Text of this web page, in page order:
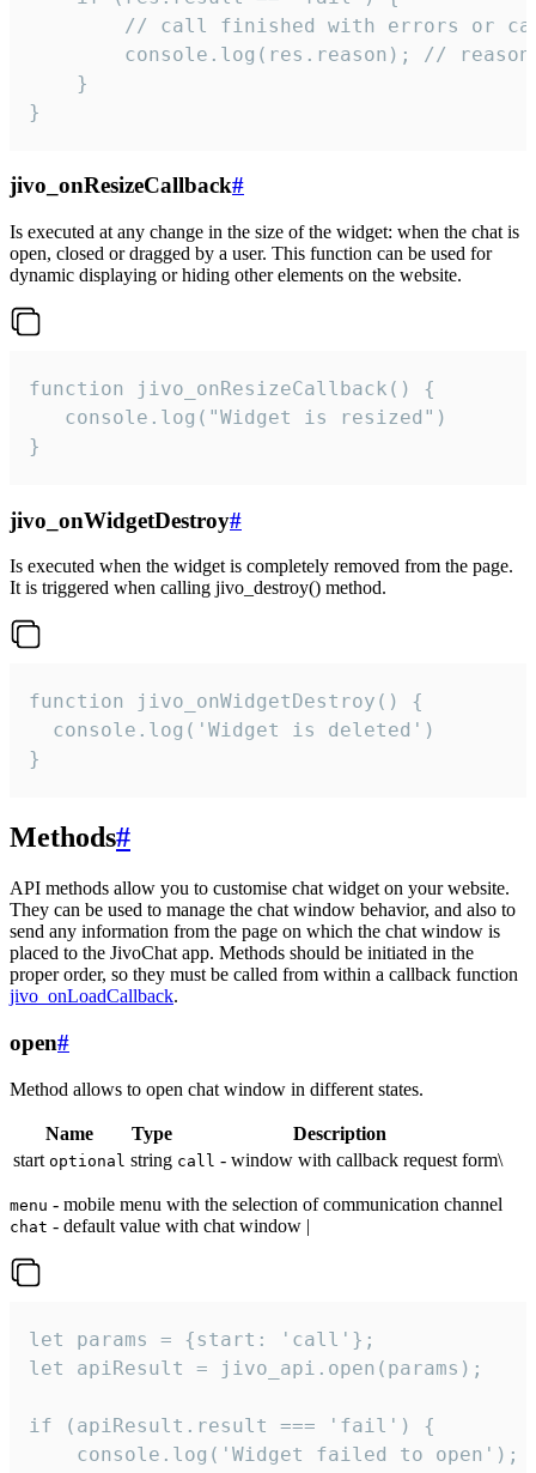
// call finished with errors or
console.log(res.reason); //
    }
}
jivo_onResizeCallback#
Is executed at any change in the size of the widget: when the chat is
open, closed or dragged by a user. This function can be used for
dynamic displaying or hiding other elements on the website.
function jivo_onResizeCallback() {
   console.log("Widget is resized")
}
jivo_onWidgetDestroy#
Is executed when the widget is completely removed from the page.
It is triggered when calling jivo_destroy() method.
function jivo_onWidgetDestroy() {
  console.log('Widget is deleted')
}
Methods#
API methods allow you to customise chat widget on your website.
They can be used to manage the chat window behavior, and also to
send any information from the page on which the chat window is
placed to the JivoChat app. Methods should be initiated in the
proper order, so they must be called from within a callback function
jivo_onLoadCallback.
open#
Method allows to open chat window in different states.
Name Type
Description
start optional string call - window with callback request form\
menu - mobile menu with the selection of communication channel
chat - default value with chat window |
let params = {start: 'call'};
let apiResult = jivo_api.open(params);
if (apiResult.result === 'fail') {
    console.log('Widget failed to open');